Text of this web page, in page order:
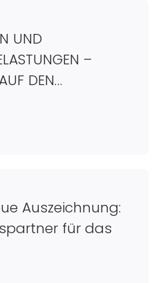
UND
–
DEN
Auszeichnung:
für das